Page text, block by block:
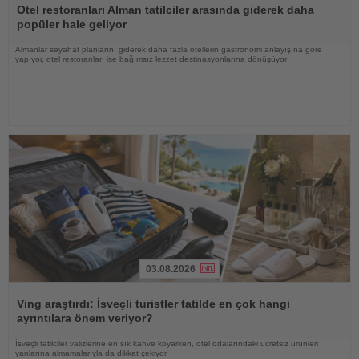
Oku
Otel restoranları Alman tatilciler arasında giderek daha
popüler hale geliyor
Almanlar seyahat planlarını giderek daha fazla otellerin gastronomi anlayışına göre
yapıyor, otel restoranları ise bağımsız lezzet destinasyonlarına dönüşüyor
Oku
03.08.2026
Ving araştırdı: İsveçli turistler tatilde en çok hangi
ayrıntılara önem veriyor?
İsveçli tatilciler valizlerine en sık kahve koyarken, otel odalarındaki ücretsiz ürünleri
yanlarına almamalarıyla da dikkat çekiyor